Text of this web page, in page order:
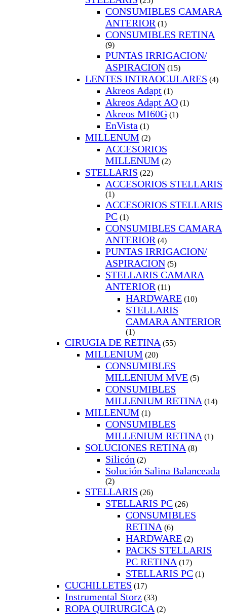
CONSUMIBLES CAMARA
ANTERIOR (1)
CONSUMIBLES RETINA
(9)
PUNTAS IRRIGACION/
ASPIRACION (15)
LENTES INTRAOCULARES (4)
Akreos Adapt (1)
Akreos Adapt AO (1)
Akreos MI60G (1)
EnVista (1)
MILLENUM (2)
ACCESORIOS
MILLENUM (2)
STELLARIS (22)
ACCESORIOS STELLARIS
(1)
ACCESORIOS STELLARIS
PC (1)
CONSUMIBLES CAMARA
ANTERIOR (4)
PUNTAS IRRIGACION/
ASPIRACION (5)
STELLARIS CAMARA
ANTERIOR (11)
HARDWARE (10)
STELLARIS
CAMARA ANTERIOR
(1)
CIRUGIA DE RETINA (55)
MILLENIUM (20)
CONSUMIBLES
MILLENIUM MVE (5)
CONSUMIBLES
MILLENIUM RETINA (14)
MILLENUM (1)
CONSUMIBLES
MILLENIUM RETINA (1)
SOLUCIONES RETINA (8)
Silicón (2)
Solución Salina Balanceada
(2)
STELLARIS (26)
STELLARIS PC (26)
CONSUMIBLES
RETINA (6)
HARDWARE (2)
PACKS STELLARIS
PC RETINA (17)
STELLARIS PC (1)
CUCHILLETES (17)
Instrumental Storz (33)
ROPA QUIRURGICA (2)